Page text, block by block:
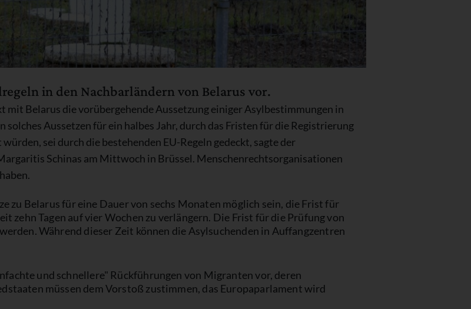
in den Nachbarländern von Belarus vor.
Belarus die vorübergehende Aussetzung einiger Asylbestimmungen in
solches Aussetzen für ein halbes Jahr, durch das Fristen für die Registrierung
sei durch die bestehenden EU-Regeln gedeckt, sagte der
Schinas am Mittwoch in Brüssel. Menschenrechtsorganisationen
zu Belarus für eine Dauer von sechs Monaten möglich sein, die Frist für
zehn Tagen auf vier Wochen zu verlängern. Die Frist für die Prüfung von
Während dieser Zeit können die Asylsuchenden in Auffangzentren
und schnellere" Rückführungen von Migranten vor, deren
müssen dem Vorstoß zustimmen, das Europaparlament wird